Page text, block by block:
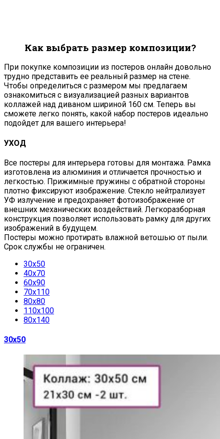
Как выбрать размер композиции?
При покупке композиции из постеров онлайн довольно
трудно представить ее реальный размер на стене.
Чтобы определиться с размером мы предлагаем
ознакомиться с визуализацией разных вариантов
коллажей над диваном шириной 160 см. Теперь вы
сможете легко понять, какой набор постеров идеально
подойдет для вашего интерьера!
УХОД
Все постеры для интерьера готовы для монтажа. Рамка
изготовлена из алюминия и отличается прочностью и
легкостью. Прижимные пружины с обратной стороны
плотно фиксируют изображение. Стекло нейтрализует
УФ излучение и предохраняет фотоизображение от
внешних механических воздействий. Легкоразборная
конструкция позволяет использовать рамку для других
изображений в будущем.
Постеры можно протирать влажной ветошью от пыли.
Срок службы не ограничен.
30х50
40х70
60х90
70х110
80х80
110х100
80х140
30х50